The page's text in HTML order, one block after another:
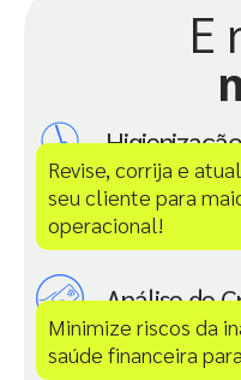
E
Revise, corrija e
seu cliente para
operacional!
Análise de
Minimize riscos da
saúde financeira